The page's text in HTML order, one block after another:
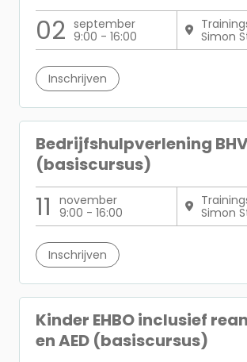
02 september
9:00 - 16:00
Simon
Inschrijven
Bedrijfshulpverlening
(basiscursus)
11
november
9:00 - 16:00
Simon
Inschrijven
Kinder EHBO inclusief
en AED (basiscursus)